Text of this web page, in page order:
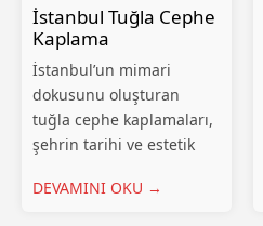
kompozit malzemeler yer
almaktadır....
İstanbul Tuğla Cephe
Kaplama
İstanbul’un mimari
dokusunu oluşturan
tuğla cephe kaplamaları,
şehrin tarihi ve estetik
önemli bir unsurdur. Bu
DEVAMINI OKU →